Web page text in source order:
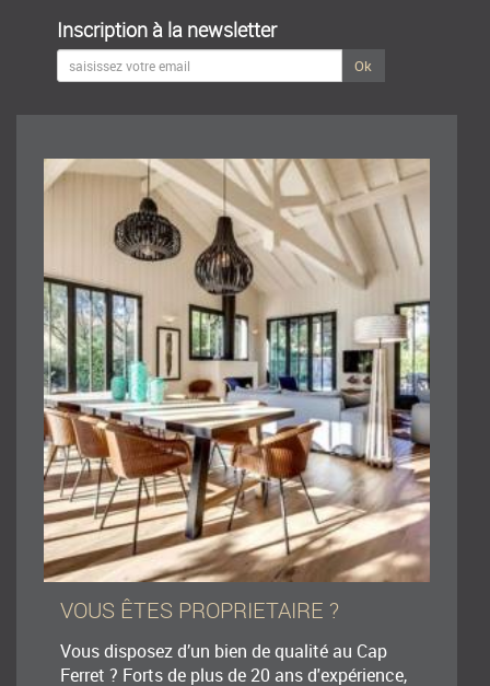
Inscription à la newsletter
Ok
VOUS ÊTES PROPRIETAIRE ?
Vous disposez d’un bien de qualité au Cap
Ferret ? Forts de plus de 20 ans d'expérience,